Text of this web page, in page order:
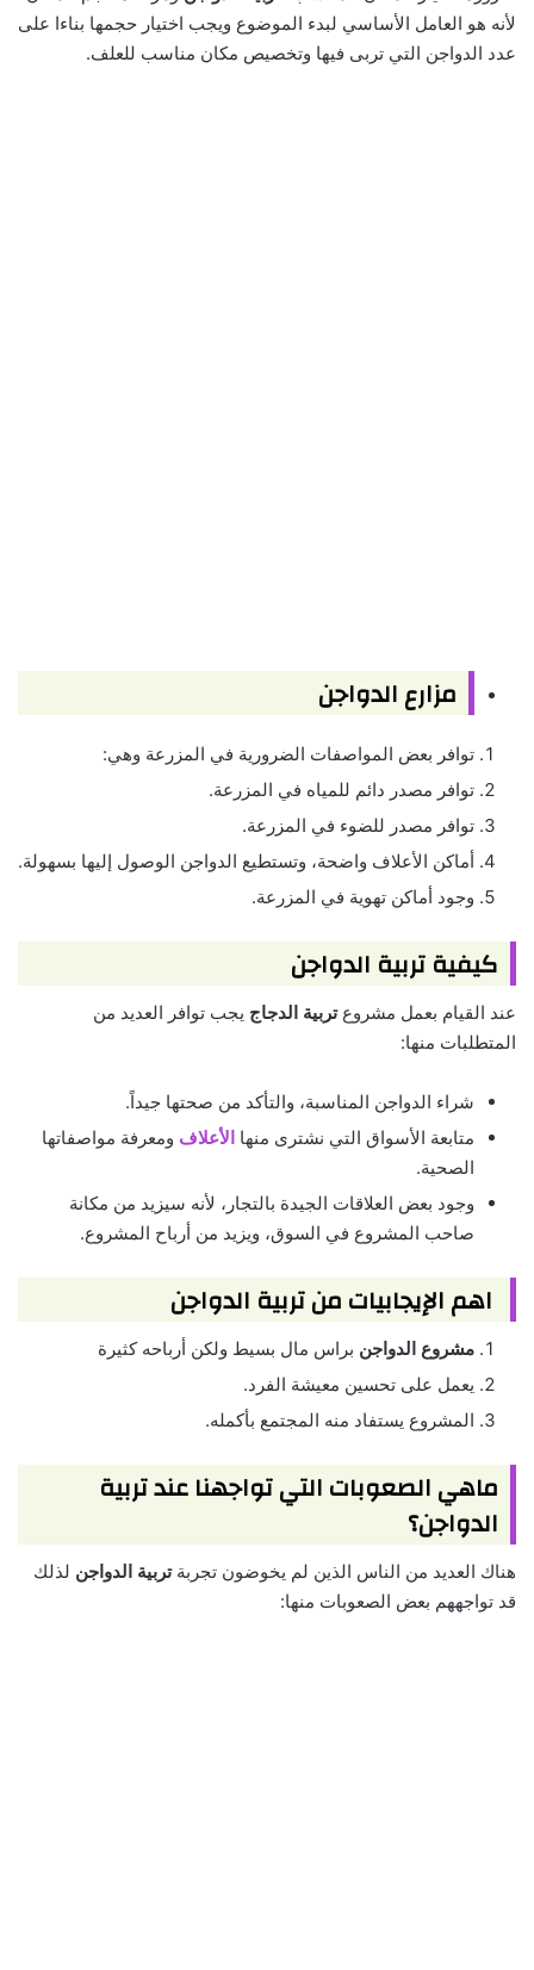
لأنه هو العامل الأساسي لبدء الموضوع ويجب اختيار حجمها بناءا على
عدد الدواجن التي تربى فيها وتخصيص مكان مناسب للعلف.
مزارع الدواجن
توافر بعض المواصفات الضرورية في المزرعة وهي:
توافر مصدر دائم للمياه في المزرعة.
توافر مصدر للضوء في المزرعة.
أماكن الأعلاف واضحة، وتستطيع الدواجن الوصول إليها بسهولة.
وجود أماكن تهوية في المزرعة.
كيفية تربية الدواجن
عند القيام بعمل مشروعتربية الدجاج يجب توافر العديد من
المتطلبات منها:
شراء الدواجن المناسبة، والتأكد من صحتها جيداً.
متابعة الأسواق التي نشترى منها الأعلاف ومعرفة مواصفاتها
الصحية.
وجود بعض العلاقات الجيدة بالتجار، لأنه سيزيد من مكانة
صاحب المشروع في السوق، ويزيد من أرباح المشروع.
اهم الإيجابيات من تربية الدواجن
مشروع الدواجن براس مال بسيط ولكن أرباحه كثيرة
يعمل على تحسين معيشة الفرد.
المشروع يستفاد منه المجتمع بأكمله.
ماهي الصعوبات التي تواجهنا عند تربية
الدواجن؟
هناك العديد من الناس الذين لم يخوضون تجربةتربية الدواجن لذلك
قد تواجههم بعض الصعوبات منها: